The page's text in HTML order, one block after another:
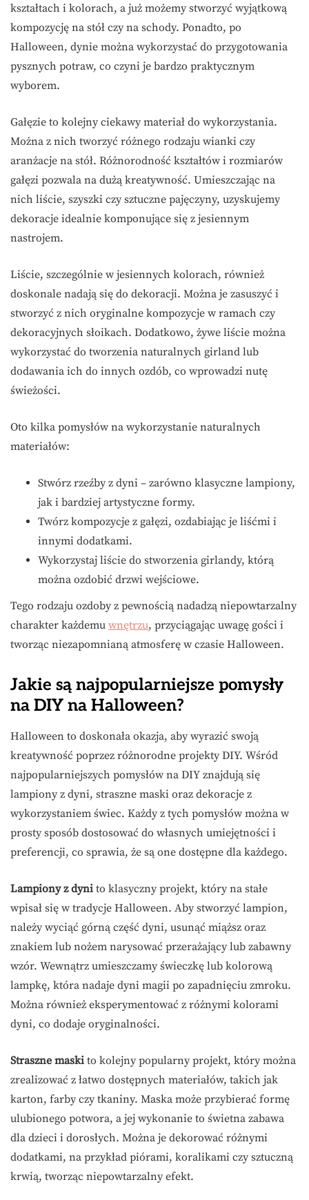
kształtach i kolorach, a już możemy stworzyć wyjątkową
kompozycję na stół czy na schody. Ponadto, po
Halloween, dynie można wykorzystać do przygotowania
pysznych potraw, co czyni je bardzo praktycznym
wyborem.
Gałęzie to kolejny ciekawy materiał do wykorzystania.
Można z nich tworzyć różnego rodzaju wianki czy
aranżacje na stół. Różnorodność kształtów i rozmiarów
gałęzi pozwala na dużą kreatywność. Umieszczając na
nich liście, szyszki czy sztuczne pajęczyny, uzyskujemy
dekoracje idealnie komponujące się z jesiennym
nastrojem.
Liście, szczególnie w jesiennych kolorach, również
doskonale nadają się do dekoracji. Można je zasuszyć i
stworzyć z nich oryginalne kompozycje w ramach czy
dekoracyjnych słoikach. Dodatkowo, żywe liście można
wykorzystać do tworzenia naturalnych girland lub
dodawania ich do innych ozdób, co wprowadzi nutę
świeżości.
Oto kilka pomysłów na wykorzystanie naturalnych
materiałów:
Stwórz rzeźby z dyni – zarówno klasyczne lampiony,
jak i bardziej artystyczne formy.
Twórz kompozycje z gałęzi, ozdabiając je liśćmi i
innymi dodatkami.
Wykorzystaj liście do stworzenia girlandy, którą
można ozdobić drzwi wejściowe.
Tego rodzaju ozdoby z pewnością nadadzą niepowtarzalny
charakter każdemu wnętrzu, przyciągając uwagę gości i
tworząc niezapomnianą atmosferę w czasie Halloween.
Jakie są najpopularniejsze pomysły
na DIY na Halloween?
Halloween to doskonała okazja, aby wyrazić swoją
kreatywność poprzez różnorodne projekty DIY. Wśród
najpopularniejszych pomysłów na DIY znajdują się
lampiony z dyni, straszne maski oraz dekoracje z
wykorzystaniem świec. Każdy z tych pomysłów można w
prosty sposób dostosować do własnych umiejętności i
preferencji, co sprawia, że są one dostępne dla każdego.
Lampiony z dyni to klasyczny projekt, który na stałe
wpisał się w tradycje Halloween. Aby stworzyć lampion,
należy wyciąć górną część dyni, usunąć miąższ oraz
znakiem lub nożem narysować przerażający lub zabawny
wzór. Wewnątrz umieszczamy świeczkę lub kolorową
lampkę, która nadaje dyni magii po zapadnięciu zmroku.
Można również eksperymentować z różnymi kolorami
dyni, co dodaje oryginalności.
Straszne maski to kolejny popularny projekt, który można
zrealizować z łatwo dostępnych materiałów, takich jak
karton, farby czy tkaniny. Maska może przybierać formę
ulubionego potwora, a jej wykonanie to świetna zabawa
dla dzieci i dorosłych. Można je dekorować różnymi
dodatkami, na przykład piórami, koralikami czy sztuczną
krwią, tworząc niepowtarzalny efekt.